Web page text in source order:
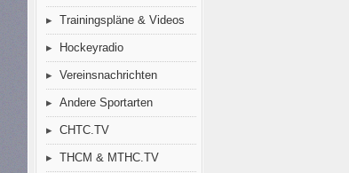
Trainingspläne & Videos
Hockeyradio
Vereinsnachrichten
Andere Sportarten
CHTC.TV
THCM & MTHC.TV